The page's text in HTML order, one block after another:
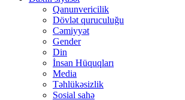
Qanunvericilik
Dövlət quruculuğu
Cəmiyyət
Gender
Din
İnsan Hüquqları
Media
Təhlükəsizlik
Sosial sahə